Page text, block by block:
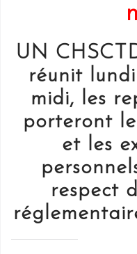
UN
réunit
midi, les
porteront
et les
respect